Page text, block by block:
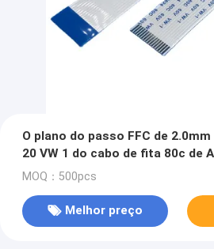
O plano do passo FFC de
20 VW 1 do cabo de fita 80c de
60v
MOQ：500pcs
Melhor preço